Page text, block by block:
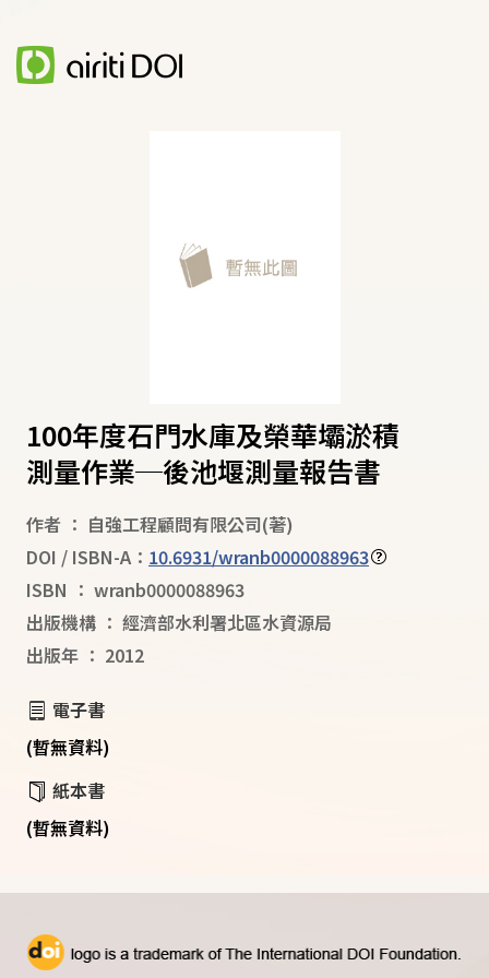
100年度石門水庫及榮華壩淤積
測量作業─後池堰測量報告書
作者 ： 自強工程顧問有限公司(著)
DOI / ISBN-A： 10.6931/wranb0000088963
ISBN ： wranb0000088963
出版機構 ： 經濟部水利署北區水資源局
出版年 ： 2012
電子書
(暫無資料)
紙本書
(暫無資料)